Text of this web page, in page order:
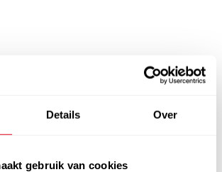
Details Over
gebruik van cookies